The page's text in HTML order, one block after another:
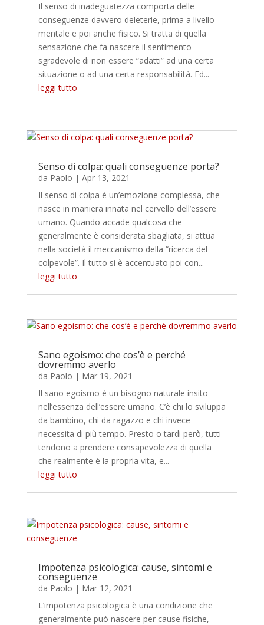
Il senso di inadeguatezza comporta delle
conseguenze davvero deleterie, prima a livello
mentale e poi anche fisico. Si tratta di quella
sensazione che fa nascere il sentimento
sgradevole di non essere “adatti” ad una certa
situazione o ad una certa responsabilità. Ed...
leggi tutto
Senso di colpa: quali conseguenze porta?
da Paolo | Apr 13, 2021
Il senso di colpa è un’emozione complessa, che
nasce in maniera innata nel cervello dell’essere
umano. Quando accade qualcosa che
generalmente è considerata sbagliata, si attua
nella società il meccanismo della “ricerca del
colpevole”. Il tutto si è accentuato poi con...
leggi tutto
Sano egoismo: che cos’è e perché
dovremmo averlo
da Paolo | Mar 19, 2021
Il sano egoismo è un bisogno naturale insito
nell’essenza dell’essere umano. C’è chi lo sviluppa
da bambino, chi da ragazzo e chi invece
necessita di più tempo. Presto o tardi però, tutti
tendono a prendere consapevolezza di quella
che realmente è la propria vita, e...
leggi tutto
Impotenza psicologica: cause, sintomi e
conseguenze
da Paolo | Mar 12, 2021
L’impotenza psicologica è una condizione che
generalmente può nascere per cause fisiche,